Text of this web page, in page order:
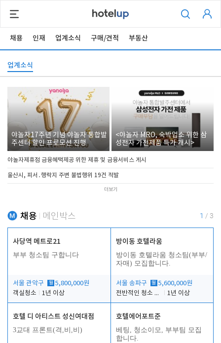
채용 인재 업계소식 구매/견적 부동산
업계소식
야놀자17주년 기념 야놀자 통합발
주센터 할인 프로모션 진행
<야놀자 MRO, 숙박업소 위한 삼
성전자 가전제품 특가 개시>
야놀자제휴점 금융혜택제공 위한 제휴 및 금융서비스 게시
울산시, 피서․행락지 주변 불법행위 19건 적발
더보기
채용 메인박스 1 / 3
사당역 메트로21
부부 청소팀 구합니다
서울 관악구 월 5,800,000원
객실청소
1년 이상
방이동 호텔라움
방이동 호텔라움 청소팀(부부/
자매) 모집합니다.
서울 송파구 월 5,600,000원
전반적인 청소 업무(객실청소.객실정리)
1년 이상
호텔 디 아티스트 성신여대점
3교대 프론트(격,비,비)
호텔에어포트준
베팅, 청소이모, 부부팀 모집
합니다.